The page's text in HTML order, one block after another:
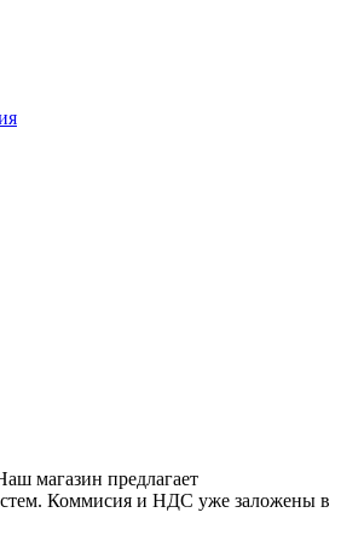
магазин предлагает
Коммисия и НДС уже заложены в